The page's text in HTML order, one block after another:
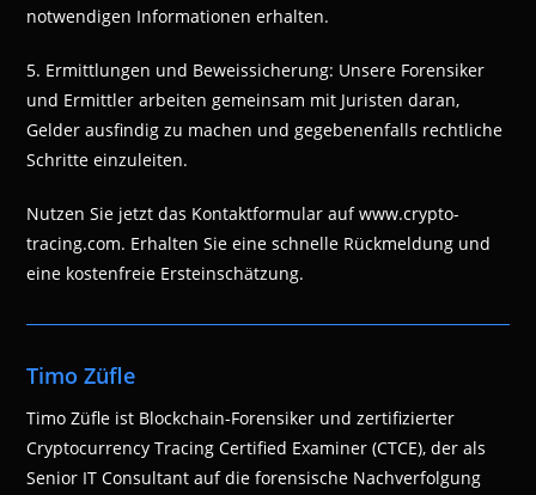
notwendigen Informationen erhalten.
5. Ermittlungen und Beweissicherung: Unsere Forensiker
und Ermittler arbeiten gemeinsam mit Juristen daran,
Gelder ausfindig zu machen und gegebenenfalls rechtliche
Schritte einzuleiten.
Nutzen Sie jetzt das Kontaktformular auf www.crypto-
tracing.com. Erhalten Sie eine schnelle Rückmeldung und
eine kostenfreie Ersteinschätzung.
Timo Züfle
Timo Züfle ist Blockchain-Forensiker und zertifizierter
Cryptocurrency Tracing Certified Examiner (CTCE), der als
Senior IT Consultant auf die forensische Nachverfolgung